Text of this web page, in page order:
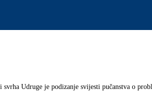
Udruge je podizanje svijesti pučanstva o